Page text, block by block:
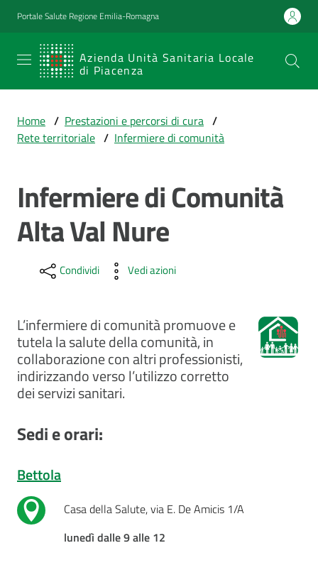
Vai al contenuto
Vai alla navigazione
Vai al footer
Portale Salute Regione Emilia-Romagna
Azienda Unità Sanitaria Locale
di Piacenza
SERVIZIO
SANITARIO
Emilia-
Romagna
Sanitaria Locale
di Piacenza
cura
Come
fare
Strutture
territorio
Home / Prestazioni e percorsi di cura /
Rete territoriale / Infermiere di comunità
Infermiere di Comunità
Alta Val Nure
Condividi Vedi azioni
L’infermiere di comunità promuove e
tutela la salute della comunità, in
collaborazione con altri professionisti,
indirizzando verso l’utilizzo corretto
dei servizi sanitari.
Sedi e orari:
Bettola
Casa della Salute, via E. De Amicis 1/A
lunedì dalle 9 alle 12